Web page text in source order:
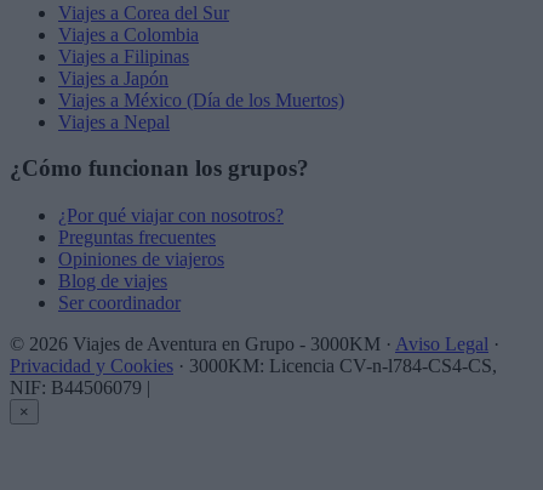
Viajes a Corea del Sur
Viajes a Colombia
Viajes a Filipinas
Viajes a Japón
Viajes a México (Día de los Muertos)
Viajes a Nepal
¿Cómo funcionan los grupos?
¿Por qué viajar con nosotros?
Preguntas frecuentes
Opiniones de viajeros
Blog de viajes
Ser coordinador
© 2026 Viajes de Aventura en Grupo - 3000KM · Aviso Legal ·
Privacidad y Cookies · 3000KM: Licencia CV-n-l784-CS4-CS,
NIF: B44506079 |
×